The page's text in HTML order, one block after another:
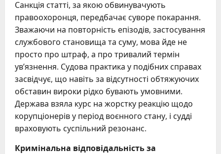
Санкція статті, за якою обвинувачують
правоохоронця, передбачає суворе покарання.
Зважаючи на повторність епізодів, застосування
службового становища та суму, мова йде не
просто про штраф, а про тривалий термін
ув’язнення. Судова практика у подібних справах
засвідчує, що навіть за відсутності обтяжуючих
обставин вироки рідко бувають умовними.
Держава взяла курс на жорстку реакцію щодо
корупціонерів у період воєнного стану, і судді
враховують суспільний резонанс.
Кримінальна відповідальність за